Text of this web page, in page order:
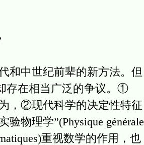
中世纪前辈的新方法。但
存在相当广泛的争议。①
，②现代科学的决定性特征
物理学”(Physique générale
重视数学的作用，也